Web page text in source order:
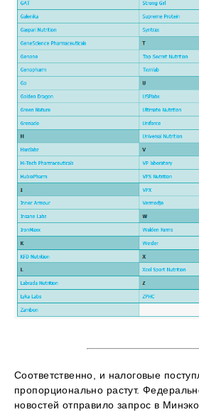
Соответственно, и налоговые
пропорционально растут.
новостей отправило запрос в